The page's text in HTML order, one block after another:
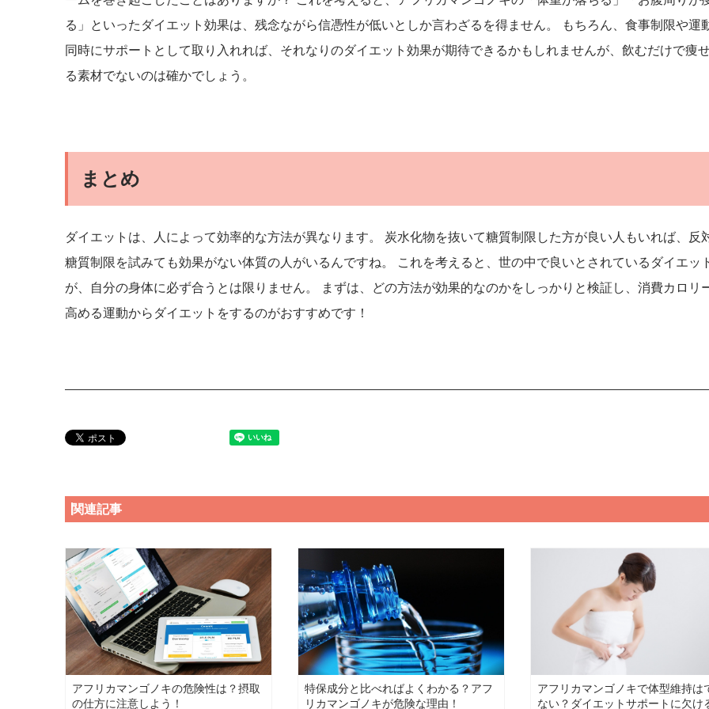
る」といったダイエット効果は、残念ながら信憑性が低いとしか言わざるを得ません。 もちろん、食事制限や運
同時にサポートとして取り入れれば、それなりのダイエット効果が期待できるかもしれませんが、飲むだけで痩
る素材でないのは確かでしょう。
まとめ
ダイエットは、人によって効率的な方法が異なります。 炭水化物を抜いて糖質制限した方が良い人もいれば、反
糖質制限を試みても効果がない体質の人がいるんですね。 これを考えると、世の中で良いとされているダイエッ
が、自分の身体に必ず合うとは限りません。 まずは、どの方法が効果的なのかをしっかりと検証し、消費カロリ
高める運動からダイエットをするのがおすすめです！
関連記事
アフリカマンゴノキの危険性は？摂取
の仕方に注意しよう！
特保成分と比べればよくわかる？アフ
リカマンゴノキが危険な理由！
アフリカマンゴノキで体型維持は
ない？ダイエットサポートに欠け